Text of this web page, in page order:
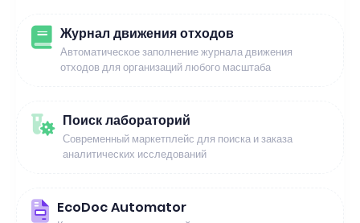
Журнал движения отходов
Автоматическое заполнение журнала движения
отходов для организаций любого масштаба
Поиск лабораторий
Современный маркетплейс для поиска и заказа
аналитических исследований
EcoDoc Automator